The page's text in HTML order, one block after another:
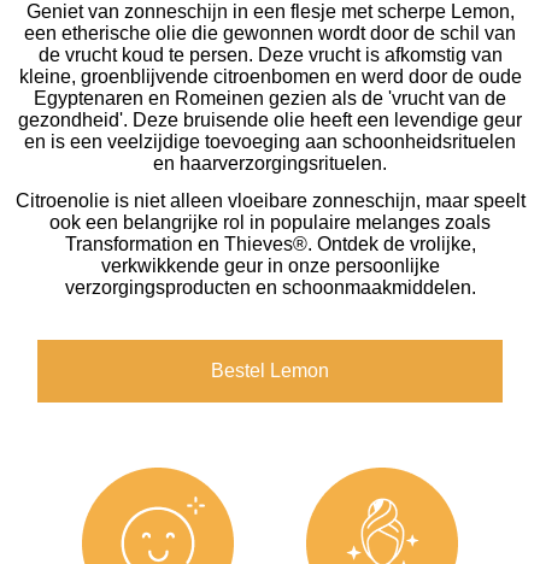
Geniet van zonneschijn in een flesje met scherpe Lemon,
een etherische olie die gewonnen wordt door de schil van
de vrucht koud te persen. Deze vrucht is afkomstig van
kleine, groenblijvende citroenbomen en werd door de oude
Egyptenaren en Romeinen gezien als de 'vrucht van de
gezondheid'. Deze bruisende olie heeft een levendige geur
en is een veelzijdige toevoeging aan schoonheidsrituelen
en haarverzorgingsrituelen.
Citroenolie is niet alleen vloeibare zonneschijn, maar speelt
ook een belangrijke rol in populaire melanges zoals
Transformation en Thieves®. Ontdek de vrolijke,
verkwikkende geur in onze persoonlijke
verzorgingsproducten en schoonmaakmiddelen.
Bestel Lemon